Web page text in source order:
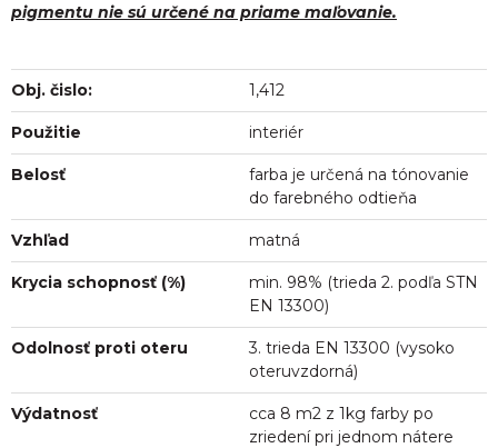
pigmentu nie sú určené na priame maľovanie.
Obj. čislo: 1,412
Použitie interiér
Belosť
farba je určená na tónovanie
do farebného odtieňa
Vzhľad matná
Krycia schopnosť (%)
min. 98% (trieda 2. podľa STN
EN 13300)
Odolnosť proti oteru
3. trieda EN 13300 (vysoko
oteruvzdorná)
Výdatnosť
cca 8 m2 z 1kg farby po
zriedení pri jednom nátere